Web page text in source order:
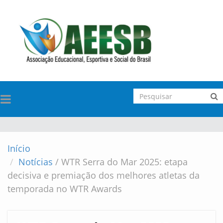
TOGGLE
NAVIGATION
Início
Notícias / WTR Serra do Mar 2025: etapa
decisiva e premiação dos melhores atletas da
temporada no WTR Awards